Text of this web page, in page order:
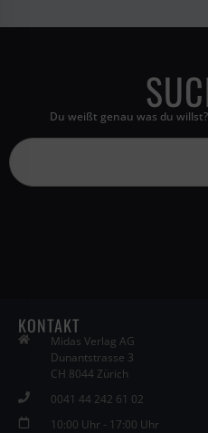
Du weißt genau was du
KONTAKT
Midas Verlag AG
Dunantstrasse 3
CH 8044 Zürich
0041 44 242 61 02
10:00 Uhr - 17:00 Uhr